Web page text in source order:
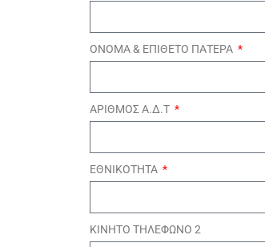
ΟΝΟΜΑ & ΕΠΙΘΕΤΟ ΠΑΤΕΡΑ
ΑΡΙΘΜΟΣ Α.Δ.Τ
ΕΘΝΙΚΟΤΗΤΑ
ΚΙΝΗΤΟ ΤΗΛΕΦΩΝΟ 2